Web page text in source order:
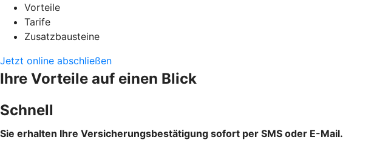
Vorteile
Tarife
Zusatzbausteine
Jetzt online abschließen
Ihre Vorteile auf einen Blick
Schnell
Sie erhalten Ihre Versicherungsbestätigung sofort per SMS oder E-Mail.